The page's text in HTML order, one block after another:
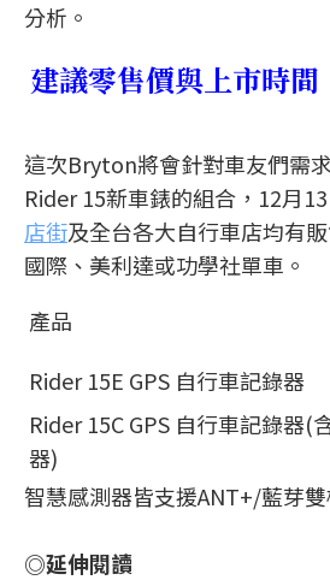
分析。
建議零售價與上市時間
這次Bryton將會針對車友們需
Rider 15新車錶的組合，12月
店街及全台各大自行車店均有
國際、美利達或功學社單車。
產品
Rider 15E GPS 自行車記錄器
Rider 15C GPS 自行車記錄器(
器)
智慧感測器皆支援ANT+/藍芽
◎延伸閱讀